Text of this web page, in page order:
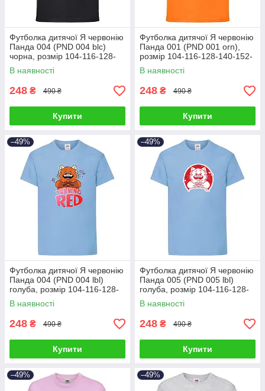
Футболка дитячої Я червонію
Панда 004 (PND 004 blc)
чорна, розмір 104-116-128-
140-152-164 см
В наявності
248 ₴ 490 ₴
Купити
Футболка дитячої Я червонію
Панда 001 (PND 001 orn),
розмір 104-116-128-140-152-
164 см
В наявності
248 ₴ 490 ₴
Купити
–49%
Футболка дитячої Я червонію
Панда 004 (PND 004 lbl)
голуба, розмір 104-116-128-
140-152-164 см
В наявності
248 ₴ 490 ₴
Купити
–49%
Футболка дитячої Я червонію
Панда 005 (PND 005 lbl)
голуба, розмір 104-116-128-
140-152-164 см
В наявності
248 ₴ 490 ₴
Купити
–49% –49%